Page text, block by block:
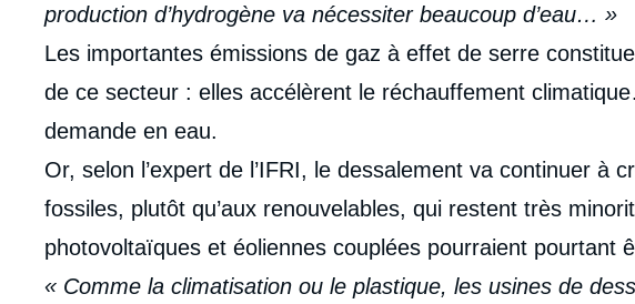
production d’hydrogène va nécessiter beaucoup d’eau… »
Les importantes émissions de gaz à effet de serre
de ce secteur : elles accélèrent le réchauffement
demande en eau.
Or, selon l’expert de l’IFRI, le dessalement va continuer à
fossiles, plutôt qu’aux renouvelables, qui restent très
photovoltaïques et éoliennes couplées pourraient pourtant
« Comme la climatisation ou le plastique, les usines de